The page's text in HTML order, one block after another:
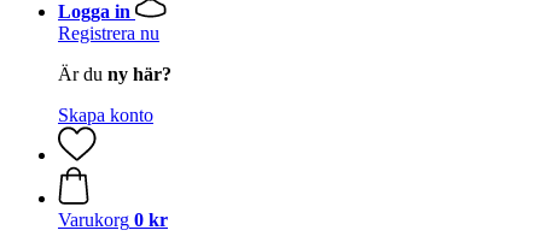
Logga in
Registrera nu
Är du ny här?
Skapa konto
Varukorg 0 kr